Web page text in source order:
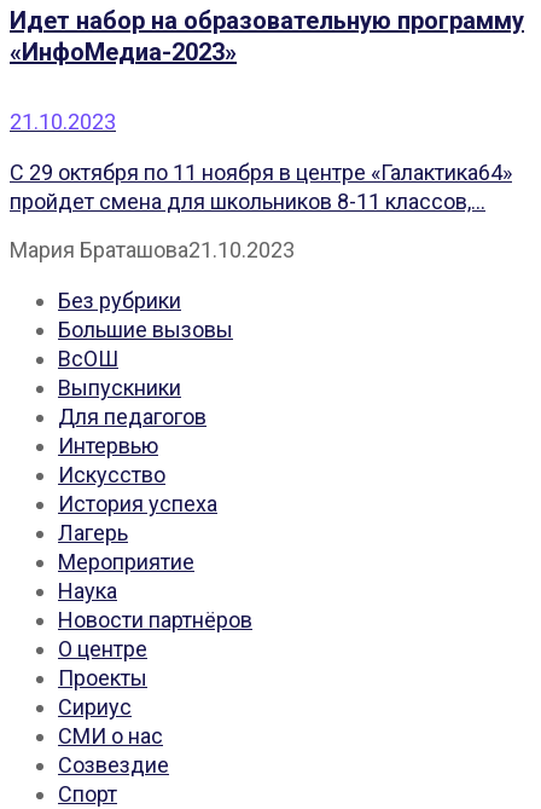
Идет набор на образовательную программу
«ИнфоМедиа-2023»
21.10.2023
С 29 октября по 11 ноября в центре «Галактика64»
пройдет смена для школьников 8-11 классов,...
Мария Браташова21.10.2023
Без рубрики
Большие вызовы
ВсОШ
Выпускники
Для педагогов
Интервью
Искусство
История успеха
Лагерь
Мероприятие
Наука
Новости партнёров
О центре
Проекты
Сириус
СМИ о нас
Созвездие
Спорт